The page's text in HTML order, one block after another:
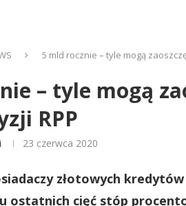
5 mld rocznie – tyle mogą
– tyle mogą
RPP
23 czerwca 2020
złotowych
ostatnich cięć stóp